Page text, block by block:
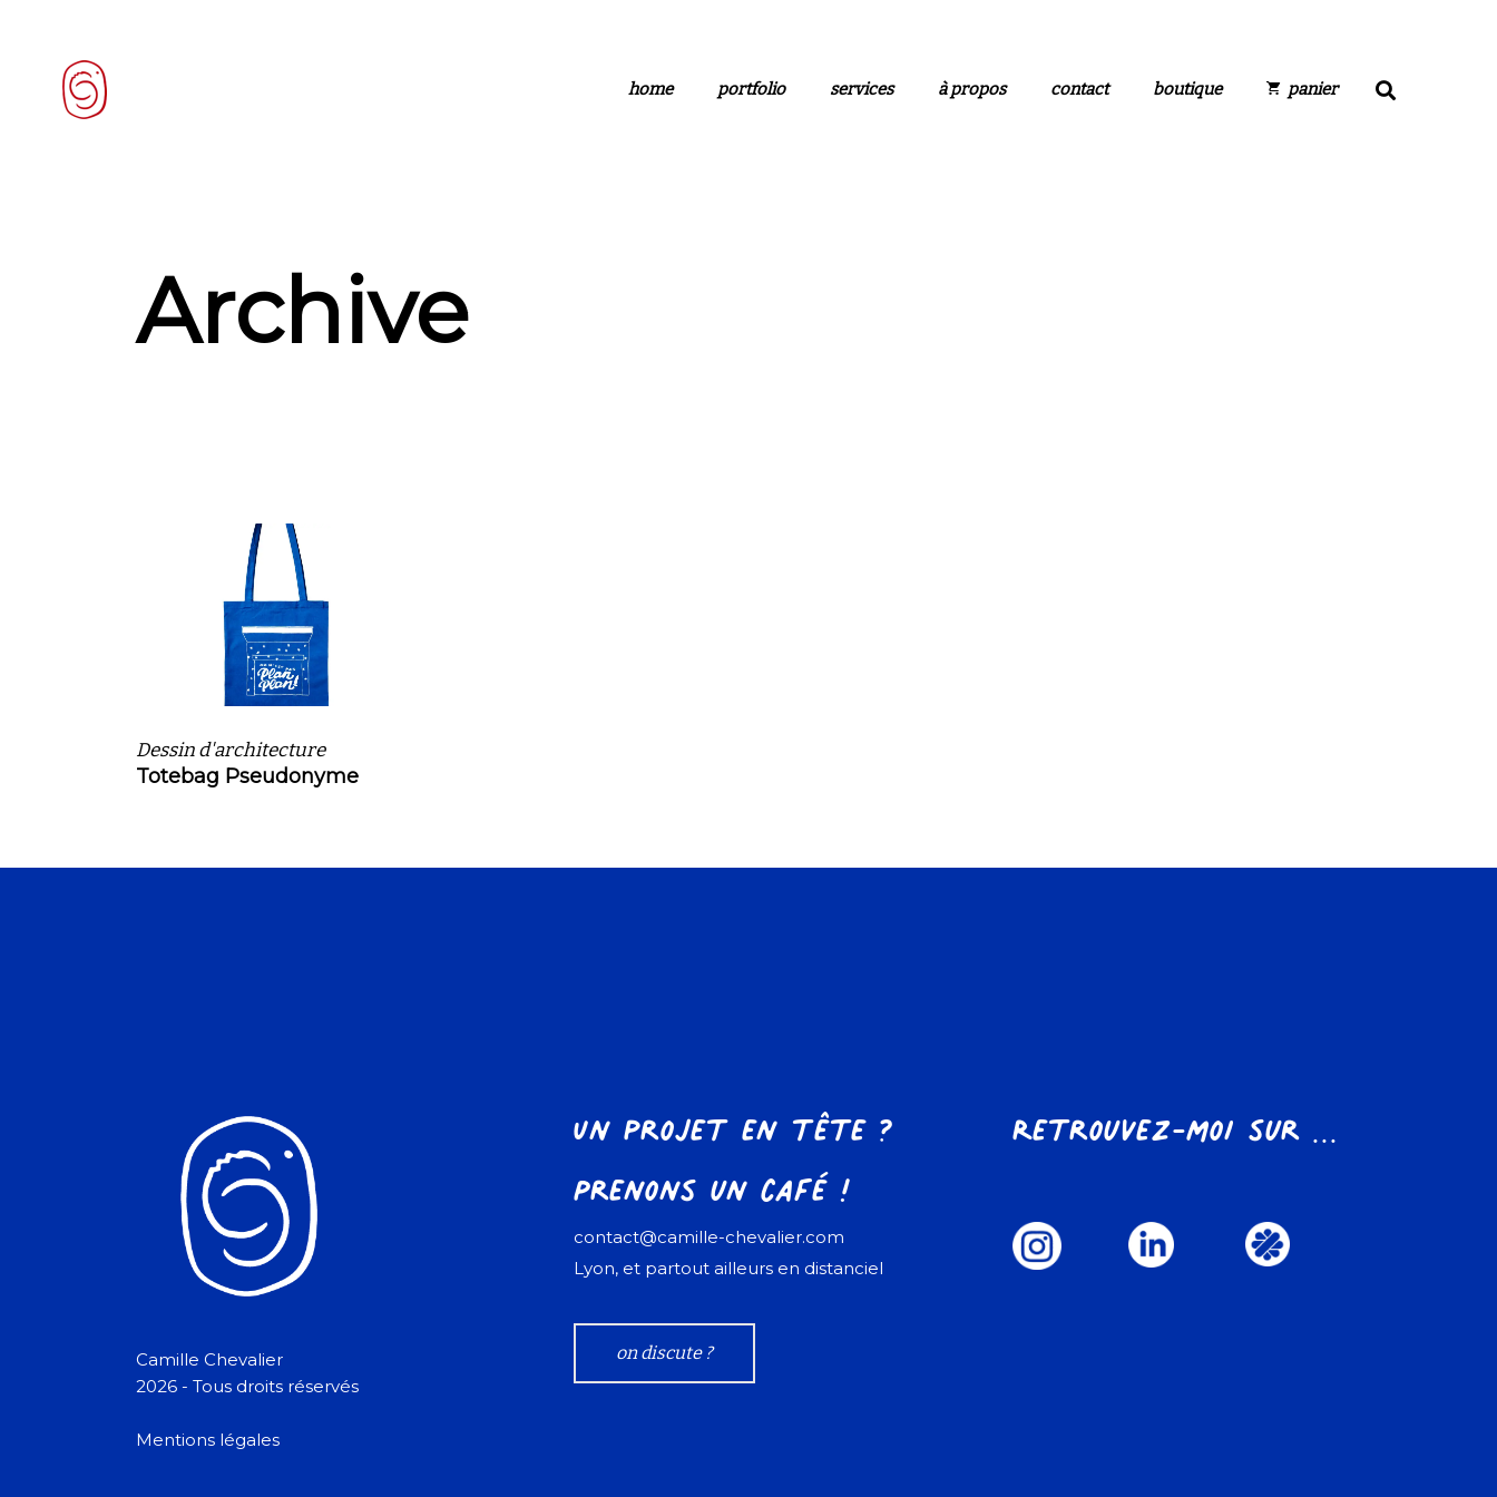
home portfolio services à propos contact boutique panier
Archive
Dessin d'architecture
Totebag Pseudonyme
Camille Chevalier
2026 - Tous droits réservés
Mentions légales
Un projet en tête ?
Prenons un café !
contact@camille-chevalier.com
Lyon, et partout ailleurs en distanciel
on discute ?
Retrouvez-moi sur ...